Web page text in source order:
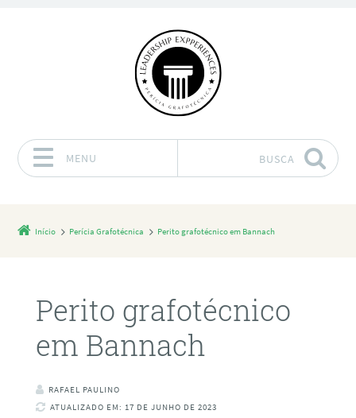
MENU BUSCA
Início Perícia Grafotécnica Perito grafotécnico em Bannach
Perito grafotécnico
em Bannach
RAFAEL PAULINO
ATUALIZADO EM: 17 DE JUNHO DE 2023